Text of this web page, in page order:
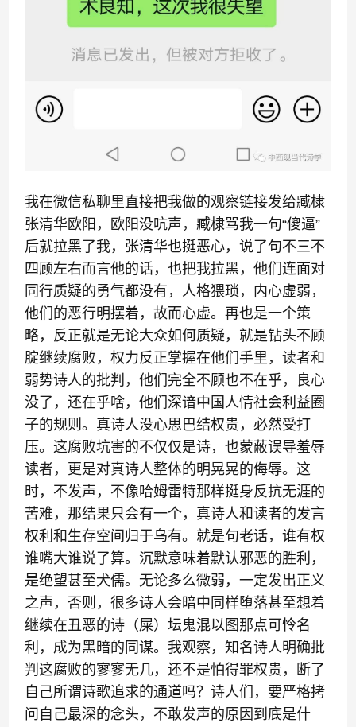
我在微信私聊里直接把我做的观察链接发给臧棣
张清华欧阳，欧阳没吭声，臧棣骂我一句“傻逼”
后就拉黑了我，张清华也挺恶心，说了句不三不
四顾左右而言他的话，也把我拉黑，他们连面对
同行质疑的勇气都没有，人格猥琐，内心虚弱，
他们的恶行明摆着，故而心虚。再也是一个策
略，反正就是无论大众如何质疑，就是钻头不顾
腚继续腐败，权力反正掌握在他们手里，读者和
弱势诗人的批判，他们完全不顾也不在乎，良心
没了，还在乎啥，他们深谙中国人情社会利益圈
子的规则。真诗人没心思巴结权贵，必然受打
压。这腐败坑害的不仅仅是诗，也蒙蔽误导羞辱
读者，更是对真诗人整体的明晃晃的侮辱。这
时，不发声，不像哈姆雷特那样挺身反抗无涯的
苦难，那结果只会有一个，真诗人和读者的发言
权利和生存空间归于乌有。就是句老话，谁有权
谁嘴大谁说了算。沉默意味着默认邪恶的胜利，
是绝望甚至犬儒。无论多么微弱，一定发出正义
之声，否则，很多诗人会暗中同样堕落甚至想着
继续在丑恶的诗（屎）坛鬼混以图那点可怜名
利，成为黑暗的同谋。我观察，知名诗人明确批
判这腐败的寥寥无几，还不是怕得罪权贵，断了
自己所谓诗歌追求的通道吗？诗人们，要严格拷
问自己最深的念头，不敢发声的原因到底是什